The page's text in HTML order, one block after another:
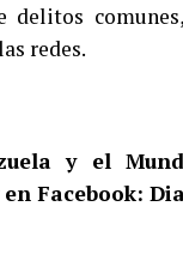
redes.
y el
en Facebook: